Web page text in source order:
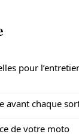
pour
avant chaque
de votre moto